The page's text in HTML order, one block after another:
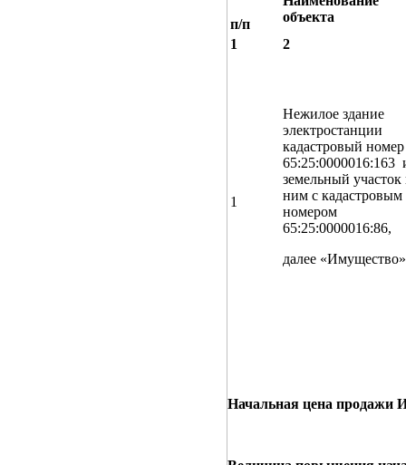
п/п
объекта
1
2
1
Нежилое здание
электростанции
кадастровый номер
65:25:0000016:163
земельный участок
ним с кадастровым
номером
65:25:0000016:86,
далее «Имущество»
Начальная цена продажи